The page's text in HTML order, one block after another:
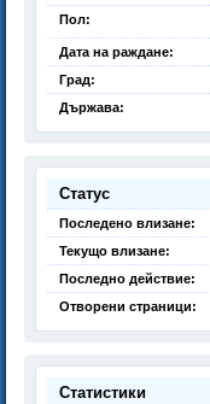
Пол:
Дата на раждане:
Град:
Държава:
Статус
Последено влизане:
Текущо влизане:
Последно действие:
Отворени страници:
Статистики